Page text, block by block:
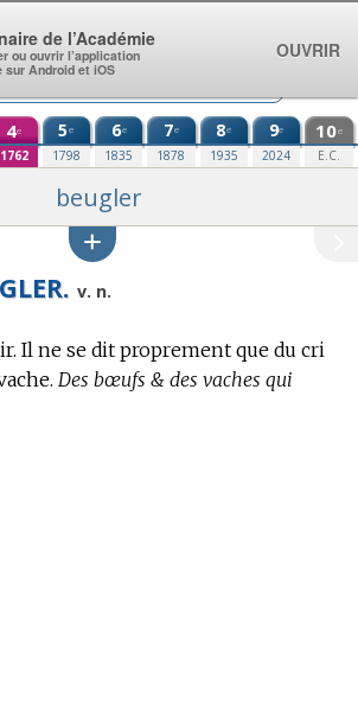
4e
1762
5e
1798
6e
1835
7e
1878
8e
1935
9e
2024
10e
E.C.
beugler
v. n.
Il ne se dit proprement que du cri
Des bœufs & des vaches qui
de l’Académie
ou ouvrir l’application
sur Android et iOS
OUVRIR